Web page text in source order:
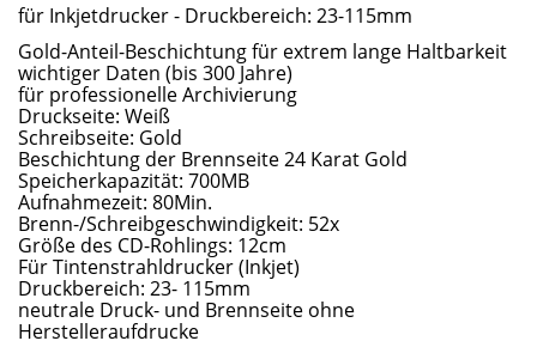
für Inkjetdrucker - Druckbereich: 23-115mm
Gold-Anteil-Beschichtung für extrem lange Haltbarkeit
wichtiger Daten (bis 300 Jahre)
für professionelle Archivierung
Druckseite: Weiß
Schreibseite: Gold
Beschichtung der Brennseite 24 Karat Gold
Speicherkapazität: 700MB
Aufnahmezeit: 80Min.
Brenn-/Schreibgeschwindigkeit: 52x
Größe des CD-Rohlings: 12cm
Für Tintenstrahldrucker (Inkjet)
Druckbereich: 23- 115mm
neutrale Druck- und Brennseite ohne
Herstelleraufdrucke